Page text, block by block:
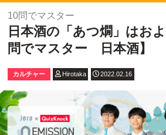
10問でマスター
日本酒の「あつ燗」はお
問でマスター 日本酒】
カルチャー Hirotaka 2022.02.16